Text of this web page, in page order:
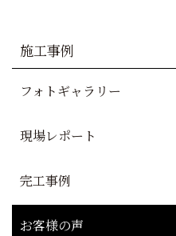
施工事例
フォトギャラリー
現場レポート
完工事例
お客様の声